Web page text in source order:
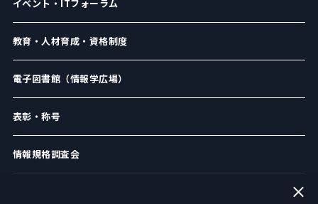
イベント・ITフォーラム
教育・人材育成・資格制度
電子図書館（情報学広場）
表彰・称号
情報規格調査会